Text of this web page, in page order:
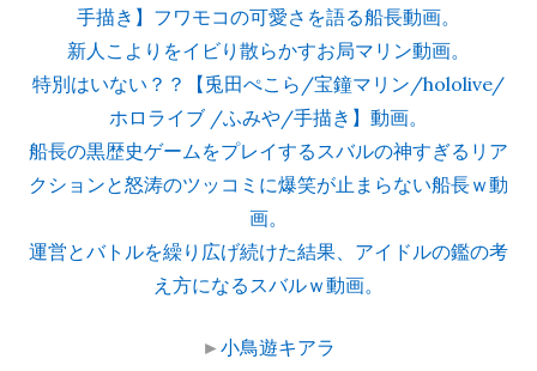
手描き】フワモコの可愛さを語る船長動画。
新人こよりをイビり散らかすお局マリン動画。
特別はいない？？【兎田ぺこら/宝鐘マリン/hololive/
ホロライブ /ふみや/手描き】動画。
船長の黒歴史ゲームをプレイするスバルの神すぎるリア
クションと怒涛のツッコミに爆笑が止まらない船長ｗ動
画。
運営とバトルを繰り広げ続けた結果、アイドルの鑑の考
え方になるスバルｗ動画。
►小鳥遊キアラ